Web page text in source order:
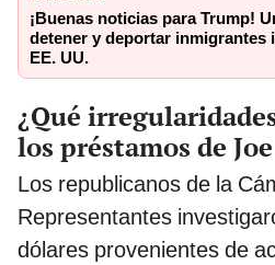
¡Buenas noticias para Trump!
detener y deportar inmigrantes
EE. UU.
¿Qué
los préstamos de
Los republicanos de la
Representantes
dólares provenientes de